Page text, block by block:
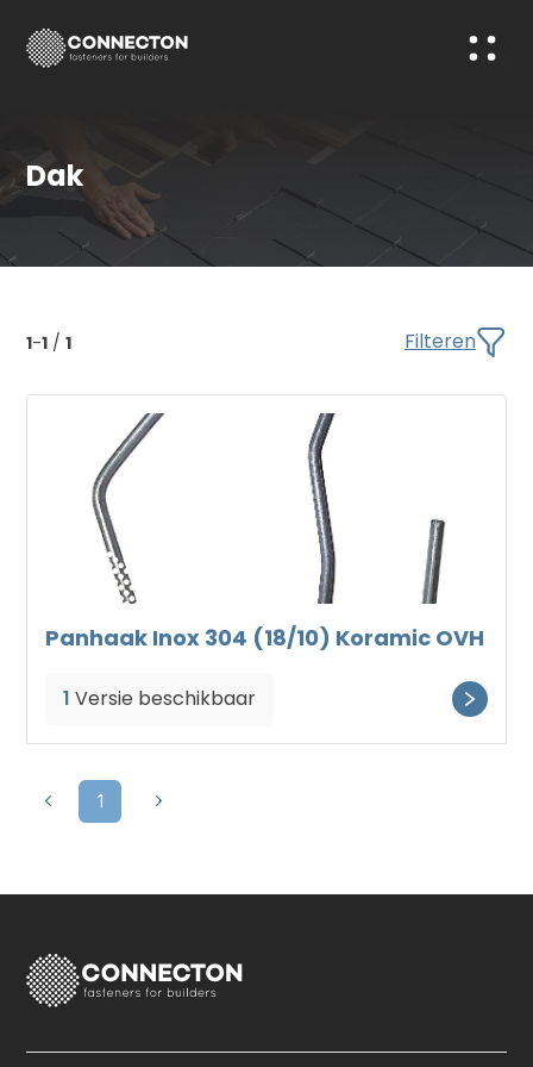
Dak
1-1 / 1 Filteren
Panhaak Inox 304 (18/10) Koramic OVH
1 Versie beschikbaar
1